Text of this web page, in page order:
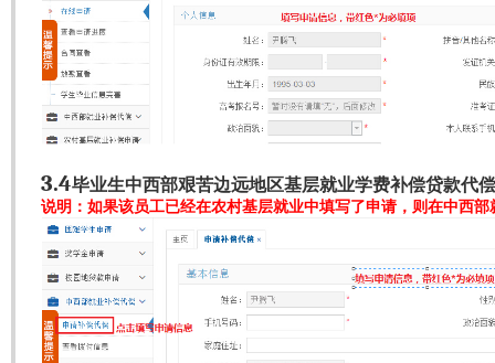
3.4毕业生中西部艰苦边远地区基层就业学费补偿贷款代
说明：如果该员工已经在农村基层就业中填写了申请，则在中西